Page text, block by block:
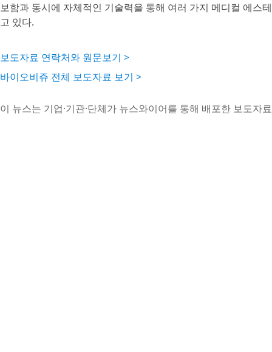
보함과 동시에 자체적인 기술력을 통해 여러 가지 메디컬 에스
고 있다.
보도자료 연락처와 원문보기 >
바이오비쥬 전체 보도자료 보기 >
이 뉴스는 기업·기관·단체가 뉴스와이어를 통해 배포한 보도자